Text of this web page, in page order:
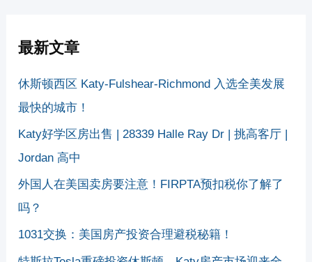
最新文章
休斯顿西区 Katy-Fulshear-Richmond 入选全美发展
最快的城市！
Katy好学区房出售 | 28339 Halle Ray Dr | 挑高客厅 |
Jordan 高中
外国人在美国卖房要注意！FIRPTA预扣税你了解了
吗？
1031交换：美国房产投资合理避税秘籍！